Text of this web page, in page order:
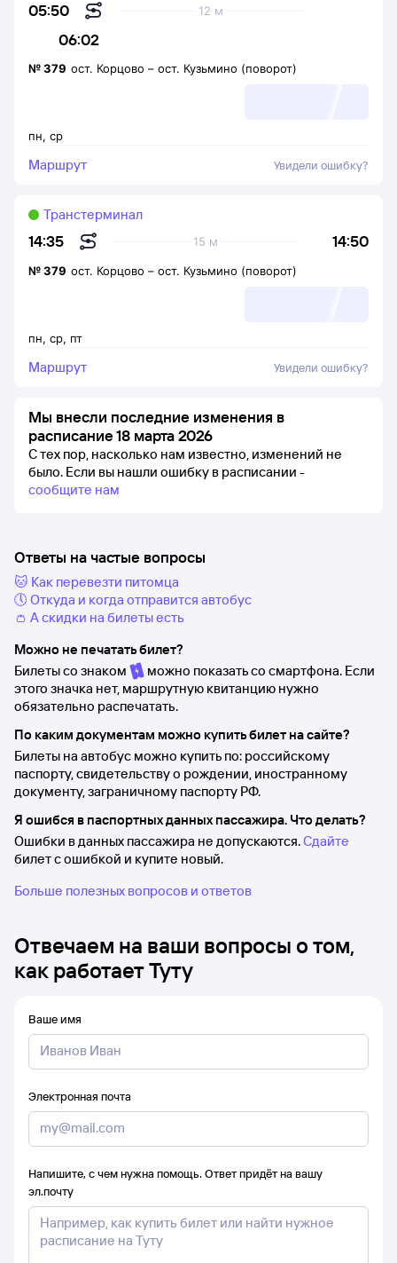
05:50
06:02
12 м
пн, ср
№379 ост. Корцово – ост. Кузьмино (поворот)
Маршрут Увидели ошибку?
14:35 14:50
15 м
Транстерминал
пн, ср, пт
№379 ост. Корцово – ост. Кузьмино (поворот)
Маршрут Увидели ошибку?
Мы внесли последние изменения в
расписание 18 марта 2026
С тех пор, насколько нам известно, изменений не
было. Если вы нашли ошибку в расписании -
сообщите нам
Ответы на частые вопросы
🐱 Как перевезти питомца
🕔 Откуда и когда отправится автобус
👛 А скидки на билеты есть
Можно не печатать билет?
Билеты со знаком
можно показать со смартфона. Если
этого значка нет, маршрутную квитанцию нужно
обязательно распечатать.
По каким документам можно купить билет на сайте?
Билеты на автобус можно купить по: российскому
паспорту, свидетельству о рождении, иностранному
документу, заграничному паспорту РФ.
Я ошибся в паспортных данных пассажира. Что делать?
Ошибки в данных пассажира не допускаются.Сдайте
билет с ошибкой и купите новый.
Больше полезных вопросов и ответов
Отвечаем на ваши вопросы о том,
как работает Туту
Ваше имя
Электронная почта
Напишите, с чем нужна помощь. Ответ придёт на вашу
эл.почту